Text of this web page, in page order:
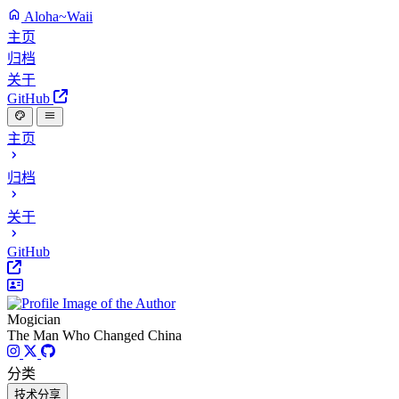
Aloha~Waii
主页
归档
关于
GitHub
主页
归档
关于
GitHub
Mogician
The Man Who Changed China
分类
技术分享